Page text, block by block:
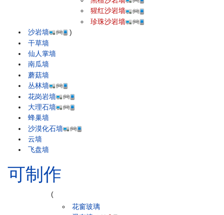
沙岩墙
猩红沙岩墙
珍珠沙岩墙
)
干草墙
仙人掌墙
南瓜墙
蘑菇墙
丛林墙
花岗岩墙
大理石墙
蜂巢墙
沙漠化石墙
云墙
飞盘墙
可制作
(
花窗玻璃